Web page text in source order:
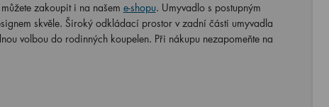
zakoupit i na našem e-shopu. Umyvadlo s postupným
skvěle. Široký odkládací prostor v zadní části umyvadla
volbou do rodinných koupelen. Při nákupu nezapomeňte na